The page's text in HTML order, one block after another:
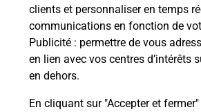
clients et personnaliser en temps
communications en fonction de
Publicité : permettre de vous
en lien avec vos centres d’intérêts
en dehors.
En cliquant sur "Accepter et
Puis-je passer mon code
avec La Poste et sous
conditions ?